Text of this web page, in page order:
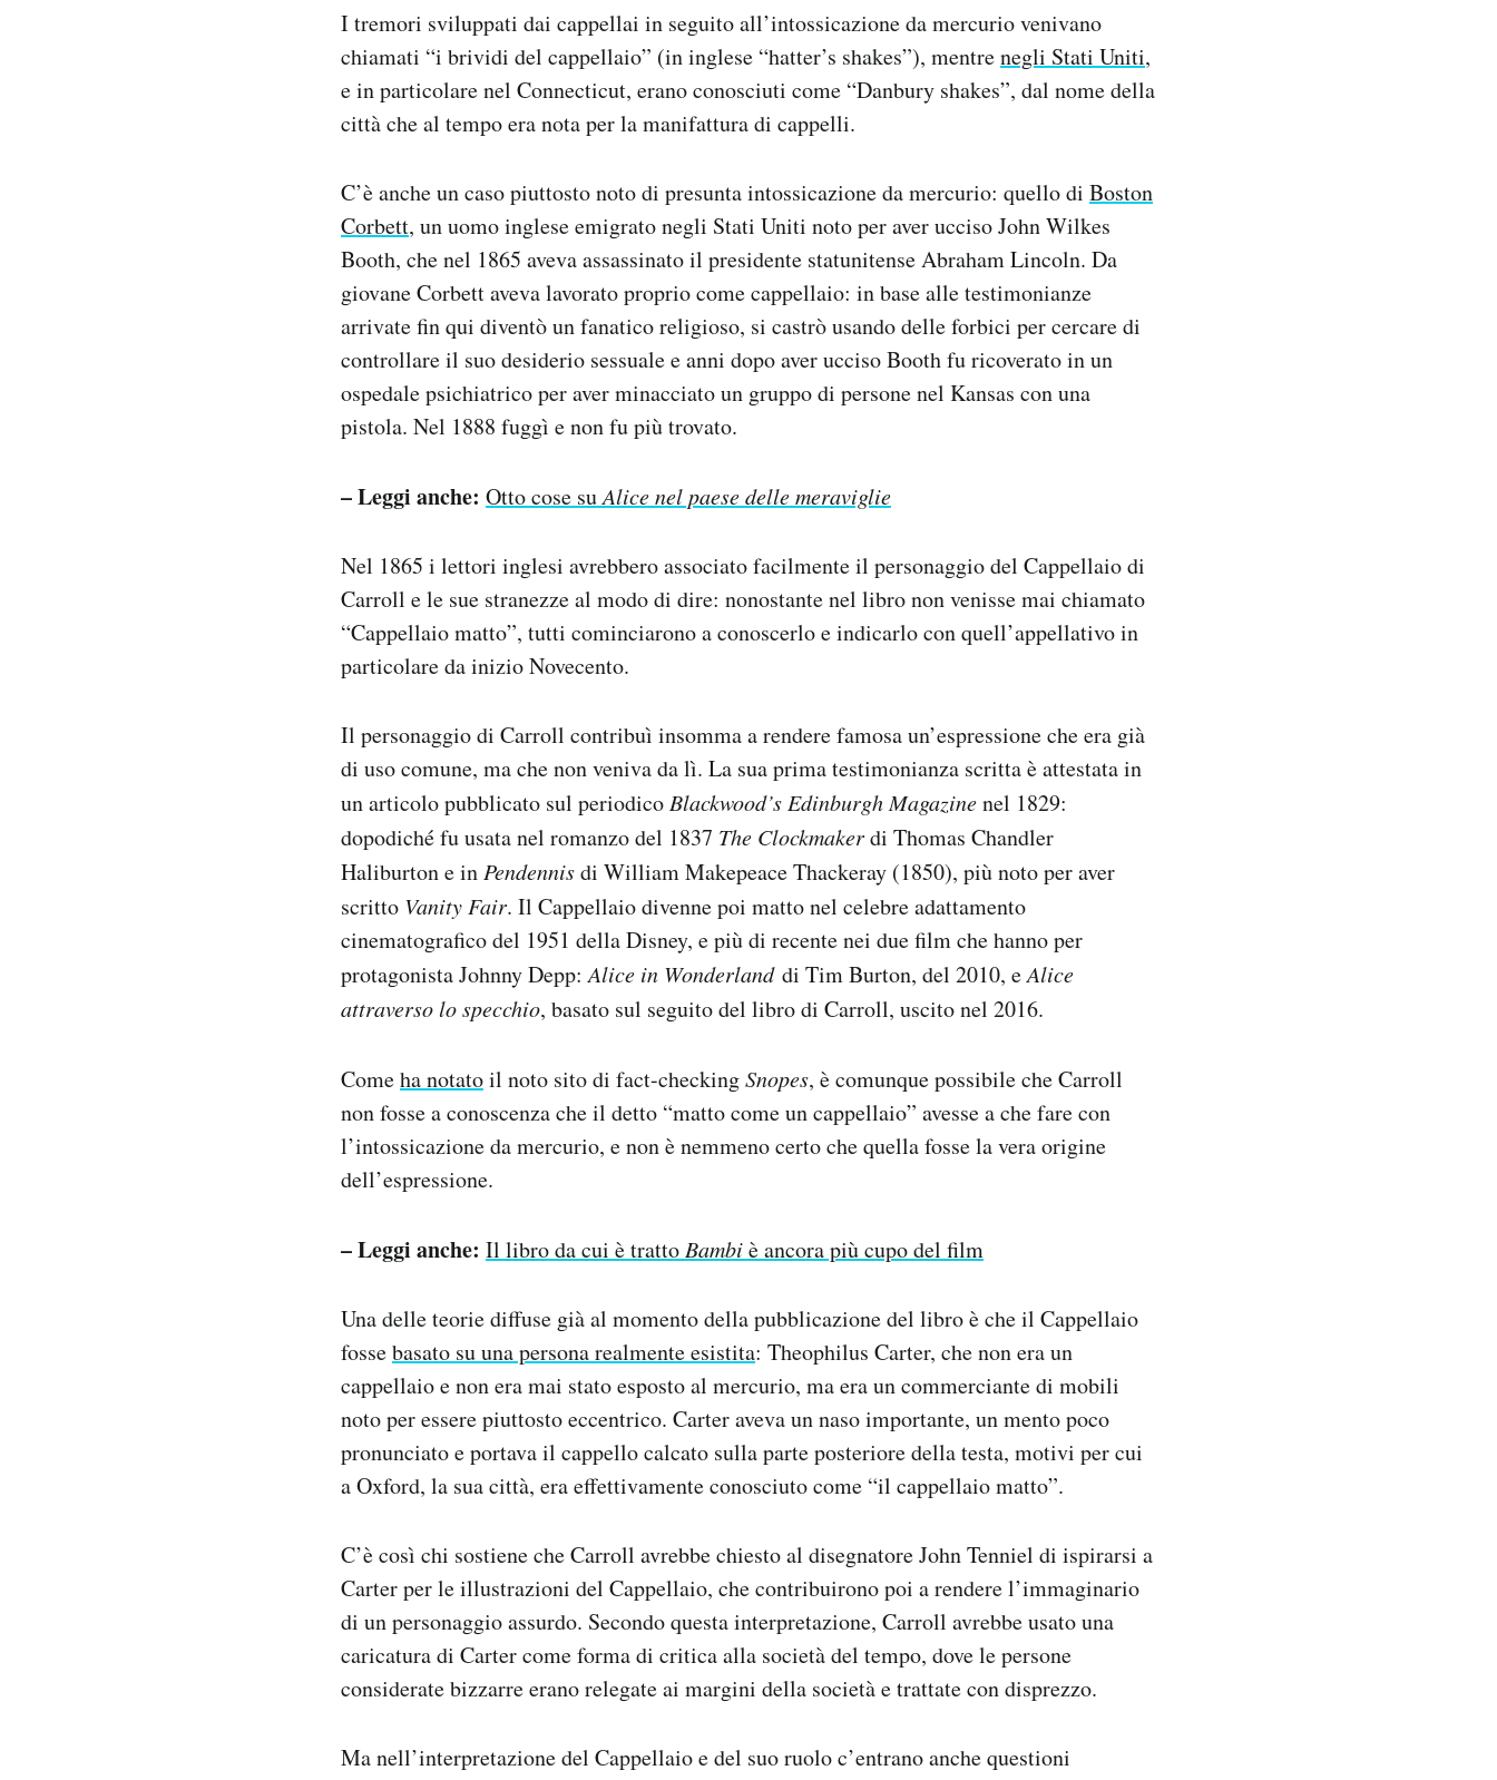
I tremori sviluppati dai cappellai in seguito all’intossicazione da mercurio venivano
chiamati “i brividi del cappellaio” (in inglese “hatter’s shakes”), mentrenegli Stati Uniti,
e in particolare nel Connecticut, erano conosciuti come “Danbury shakes”, dal nome della
città che al tempo era nota per la manifattura di cappelli.
C’è anche un caso piuttosto noto di presunta intossicazione da mercurio: quello di Boston
Corbett, un uomo inglese emigrato negli Stati Uniti noto per aver ucciso John Wilkes
Booth, che nel 1865 aveva assassinato il presidente statunitense Abraham Lincoln. Da
giovane Corbett aveva lavorato proprio come cappellaio: in base alle testimonianze
arrivate fin qui diventò un fanatico religioso, si castrò usando delle forbici per cercare di
controllare il suo desiderio sessuale e anni dopo aver ucciso Booth fu ricoverato in un
ospedale psichiatrico per aver minacciato un gruppo di persone nel Kansas con una
pistola. Nel 1888 fuggì e non fu più trovato.
– Leggi anche: Otto cose suAlice nel paese delle meraviglie
Nel 1865 i lettori inglesi avrebbero associato facilmente il personaggio del Cappellaio di
Carroll e le sue stranezze al modo di dire: nonostante nel libro non venisse mai chiamato
“Cappellaio matto”, tutti cominciarono a conoscerlo e indicarlo con quell’appellativo in
particolare da inizio Novecento.
Il personaggio di Carroll contribuì insomma a rendere famosa un’espressione che era già
di uso comune, ma che non veniva da lì. La sua prima testimonianza scritta è attestata in
un articolo pubblicato sul periodico Blackwood’s Edinburgh Magazinenel 1829:
dopodiché fu usata nel romanzo del 1837 The Clockmakerdi Thomas Chandler
Haliburton e in Pendennisdi William Makepeace Thackeray (1850), più noto per aver
scritto Vanity Fair. Il Cappellaio divenne poi matto nel celebre adattamento
cinematografico del 1951 della Disney, e più di recente nei due film che hanno per
protagonista Johnny Depp:Alice in Wonderlanddi Tim Burton, del 2010, eAlice
attraverso lo specchio, basato sul seguito del libro di Carroll, uscito nel 2016.
Comeha notatoil noto sito di fact-checkingSnopes, è comunque possibile che Carroll
non fosse a conoscenza che il detto “matto come un cappellaio” avesse a che fare con
l’intossicazione da mercurio, e non è nemmeno certo che quella fosse la vera origine
dell’espressione.
– Leggi anche: Il libro da cui è tratto Bambiè ancora più cupo del film
Una delle teorie diffuse già al momento della pubblicazione del libro è che il Cappellaio
fossebasato su una persona realmente esistita: Theophilus Carter, che non era un
cappellaio e non era mai stato esposto al mercurio, ma era un commerciante di mobili
noto per essere piuttosto eccentrico. Carter aveva un naso importante, un mento poco
pronunciato e portava il cappello calcato sulla parte posteriore della testa, motivi per cui
a Oxford, la sua città, era effettivamente conosciuto come “il cappellaio matto”.
C’è così chi sostiene che Carroll avrebbe chiesto al disegnatore John Tenniel di ispirarsi a
Carter per le illustrazioni del Cappellaio, che contribuirono poi a rendere l’immaginario
di un personaggio assurdo. Secondo questa interpretazione, Carroll avrebbe usato una
caricatura di Carter come forma di critica alla società del tempo, dove le persone
considerate bizzarre erano relegate ai margini della società e trattate con disprezzo.
Ma nell’interpretazione del Cappellaio e del suo ruolo c’entrano anche questioni